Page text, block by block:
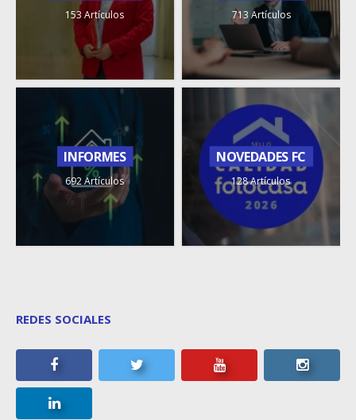
153 Artículos 713 Artículos
INFORMES
692 Artículos
NOVEDADES FC
128 Artículos
REDES SOCIALES